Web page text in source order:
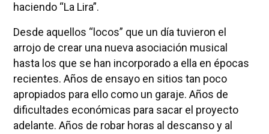
haciendo “La Lira”.
Desde aquellos “locos” que un día tuvieron el
arrojo de crear una nueva asociación musical
hasta los que se han incorporado a ella en épocas
recientes. Años de ensayo en sitios tan poco
apropiados para ello como un garaje. Años de
dificultades económicas para sacar el proyecto
adelante. Años de robar horas al descanso y al